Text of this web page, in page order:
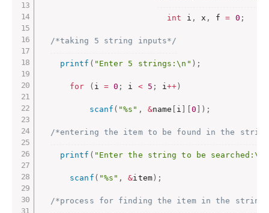
int i , x , f = 0 ;
/*taking 5 string inputs*/
printf ( "Enter 5 strings:\n" ) ;
for ( i = 0 ; i < 5 ; i++ )
scanf ( "%s" , &name i 0 ) ;
/*entering the item to be found in the
printf ( "Enter the string to be searched:\n"
scanf ( "%s" , &item) ;
/*process for finding the item in the string